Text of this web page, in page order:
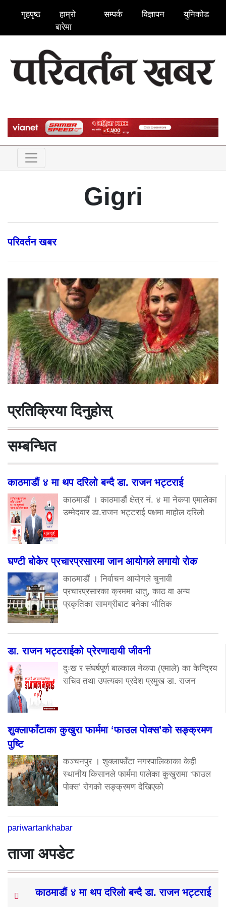
गृहपृष्ठ
हाम्रो
बारेमा
सम्पर्क विज्ञापन युनिकोड
Gigri
परिवर्तन खबर
प्रतिक्रिया दिनुहोस्
सम्बन्धित
काठमाडौं ४ मा थप दरिलो बन्दै डा. राजन भट्टराई
काठमाडौं । काठमाडौं क्षेत्र नं. ४ मा नेकपा एमालेका
उम्मेदवार डा.राजन भट्टराई पक्षमा माहोल दरिलो
घण्टी बोकेर प्रचारप्रसारमा जान आयोगले लगायो रोक
काठमाडौं । निर्वाचन आयोगले चुनावी
प्रचारप्रसारका क्रममा धातु, काठ वा अन्य
प्रकृतिका सामग्रीबाट बनेका भौतिक
डा. राजन भट्टराईको प्रेरणादायी जीवनी
दुःख र संघर्षपूर्ण बाल्काल नेकपा (एमाले) का केन्द्रिय
सचिव तथा उपत्यका प्रदेश प्रमुख डा. राजन
शुक्लाफाँटाका कुखुरा फार्ममा ‘फाउल पोक्स’को सङ्क्रमण
पुष्टि
कञ्चनपुर । शुक्लाफाँटा नगरपालिकाका केही
स्थानीय किसानले फार्ममा पालेका कुखुरामा ‘फाउल
पोक्स’ रोगको सङ्क्रमण देखिएको
pariwartankhabar
ताजा अपडेट
काठमाडौं ४ मा थप दरिलो बन्दै डा. राजन भट्टराई